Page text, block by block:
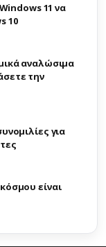
11 να
10
αναλώσιμα
την
για
είναι